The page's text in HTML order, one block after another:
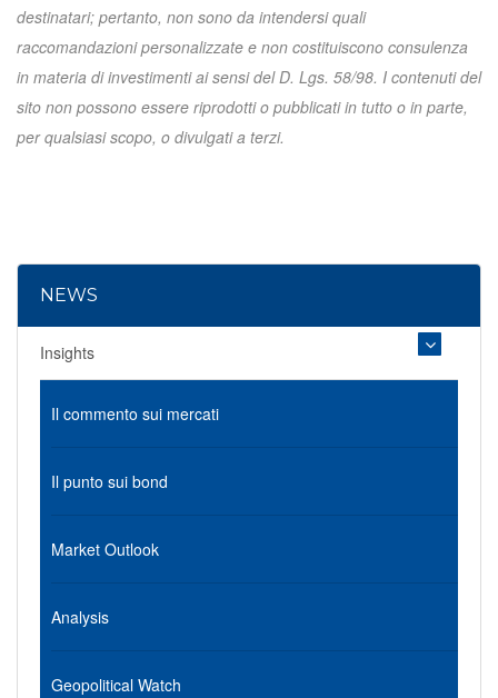
destinatari; pertanto, non sono da intendersi quali
raccomandazioni personalizzate e non costituiscono consulenza
in materia di investimenti ai sensi del D. Lgs. 58/98. I contenuti del
sito non possono essere riprodotti o pubblicati in tutto o in parte,
per qualsiasi scopo, o divulgati a terzi.
NEWS
Insights
Il commento sui mercati
Il punto sui bond
Market Outlook
Analysis
Geopolitical Watch